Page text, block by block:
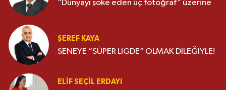
“Dünyayı şoke eden üç fotoğraf” üzerine
ŞEREF KAYA
SENEYE “SÜPER LİGDE” OLMAK DİLEĞİYLE!
ELIF SEÇIL ERDAYI